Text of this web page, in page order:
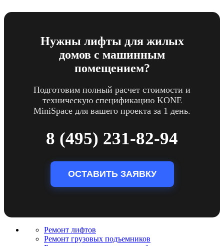
Нужны лифты для жилых
домов с машинным
помещением?
Подготовим полный расчет стоимости и
техническую спецификацию KONE
MiniSpace для вашего проекта за 1 день.
8 (495) 231-82-94
ОСТАВИТЬ ЗАЯВКУ
Ремонт лифтов
Ремонт грузовых подъемников